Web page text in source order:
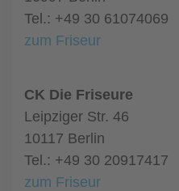
Tel.: +49 30 61074069
zum Friseur
CK Die Friseure
Leipziger Str. 46
10117 Berlin
Tel.: +49 30 20917417
zum Friseur